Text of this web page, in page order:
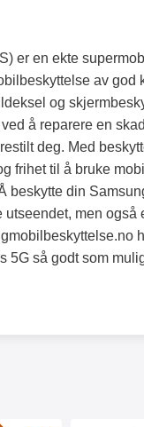
er en ekte
av god
og
å reparere en
deg. Med
frihet til å bruke
beskytte din
men også
5G så godt som